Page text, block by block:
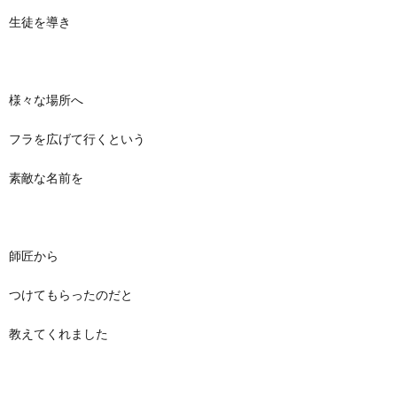
生徒を導き
様々な場所へ
フラを広げて行くという
素敵な名前を
師匠から
つけてもらったのだと
教えてくれました